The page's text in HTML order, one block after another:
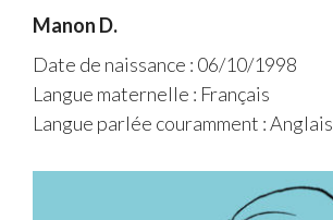
Manon D.
Date de naissance : 06/10/1998
Langue maternelle : Français
Langue parlée couramment : Anglais